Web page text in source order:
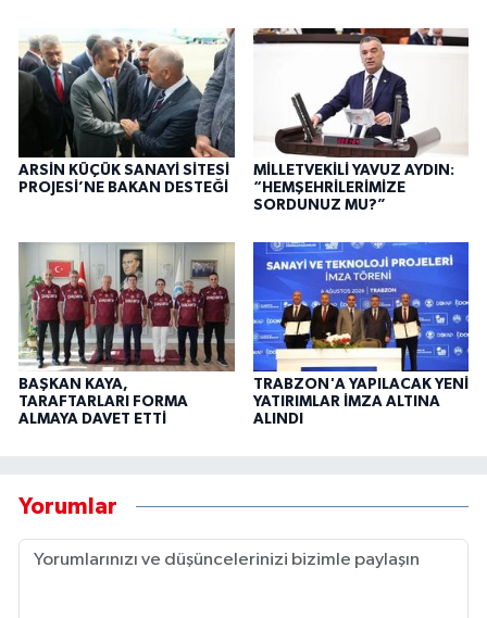
ARSİN KÜÇÜK SANAYİ SİTESİ
PROJESİ’NE BAKAN DESTEĞİ
MİLLETVEKİLİ YAVUZ AYDIN:
“HEMŞEHRİLERİMİZE
SORDUNUZ MU?”
BAŞKAN KAYA,
TARAFTARLARI FORMA
ALMAYA DAVET ETTİ
TRABZON'A YAPILACAK YENİ
YATIRIMLAR İMZA ALTINA
ALINDI
Yorumlar